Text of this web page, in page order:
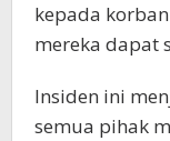
kepada
mereka dapat
Insiden ini
semua pihak